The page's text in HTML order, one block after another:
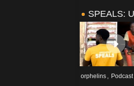
SPEALS:
orphelins ,